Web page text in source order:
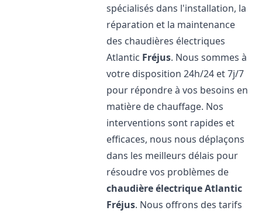
spécialisés dans l'installation, la
réparation et la maintenance
des chaudières électriques
Atlantic Fréjus. Nous sommes à
votre disposition 24h/24 et 7j/7
pour répondre à vos besoins en
matière de chauffage. Nos
interventions sont rapides et
efficaces, nous nous déplaçons
dans les meilleurs délais pour
résoudre vos problèmes de
chaudière électrique Atlantic
Fréjus. Nous offrons des tarifs